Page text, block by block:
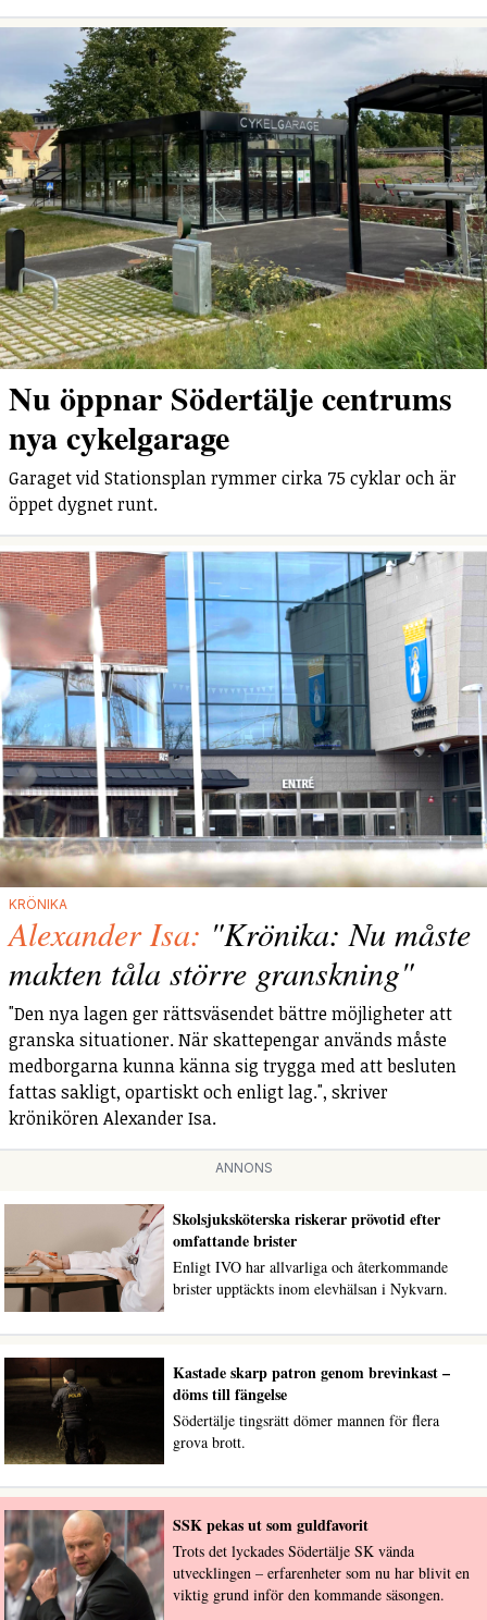
Nu öppnar Södertälje centrums
nya cykelgarage
Garaget vid Stationsplan rymmer cirka 75 cyklar och är
öppet dygnet runt.
KRÖNIKA
Alexander Isa: "Krönika: Nu måste
makten tåla större granskning"
"Den nya lagen ger rättsväsendet bättre möjligheter att
granska situationer. När skattepengar används måste
medborgarna kunna känna sig trygga med att besluten
fattas sakligt, opartiskt och enligt lag.", skriver
krönikören Alexander Isa.
ANNONS
Skolsjuksköterska riskerar prövotid efter
omfattande brister
Enligt IVO har allvarliga och återkommande
brister upptäckts inom elevhälsan i Nykvarn.
Kastade skarp patron genom brevinkast –
döms till fängelse
Södertälje tingsrätt dömer mannen för flera
grova brott.
SSK pekas ut som guldfavorit
Trots det lyckades Södertälje SK vända
utvecklingen – erfarenheter som nu har blivit en
viktig grund inför den kommande säsongen.